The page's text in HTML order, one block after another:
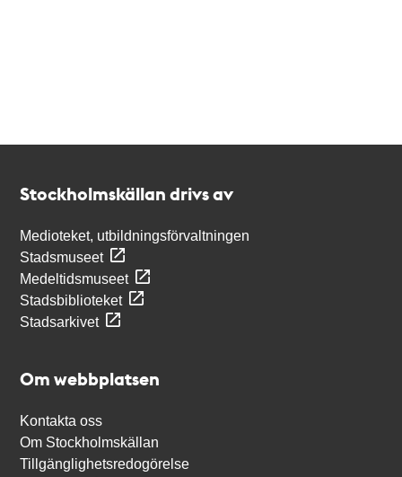
Stockholmskällan drivs av
Medioteket, utbildningsförvaltningen
Stadsmuseet
Medeltidsmuseet
Stadsbiblioteket
Stadsarkivet
Om webbplatsen
Kontakta oss
Om Stockholmskällan
Tillgänglighetsredogörelse